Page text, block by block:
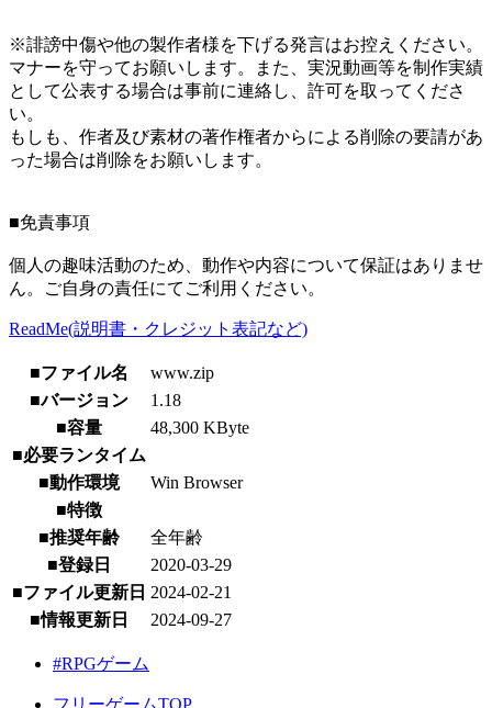
※誹謗中傷や他の製作者様を下げる発言はお控えください。
マナーを守ってお願いします。また、実況動画等を制作実績
として公表する場合は事前に連絡し、許可を取ってくださ
い。
もしも、作者及び素材の著作権者からによる削除の要請があ
った場合は削除をお願いします。
■免責事項
個人の趣味活動のため、動作や内容について保証はありませ
ん。ご自身の責任にてご利用ください。
ReadMe(説明書・クレジット表記など)
■ファイル名
www.zip
■バージョン
1.18
■容量
48,300 KByte
■必要ランタイム
■動作環境
Win Browser
■特徴
■推奨年齢
全年齢
■登録日
2020-03-29
■ファイル更新日 2024-02-21
■情報更新日
2024-09-27
#RPGゲーム
フリーゲームTOP